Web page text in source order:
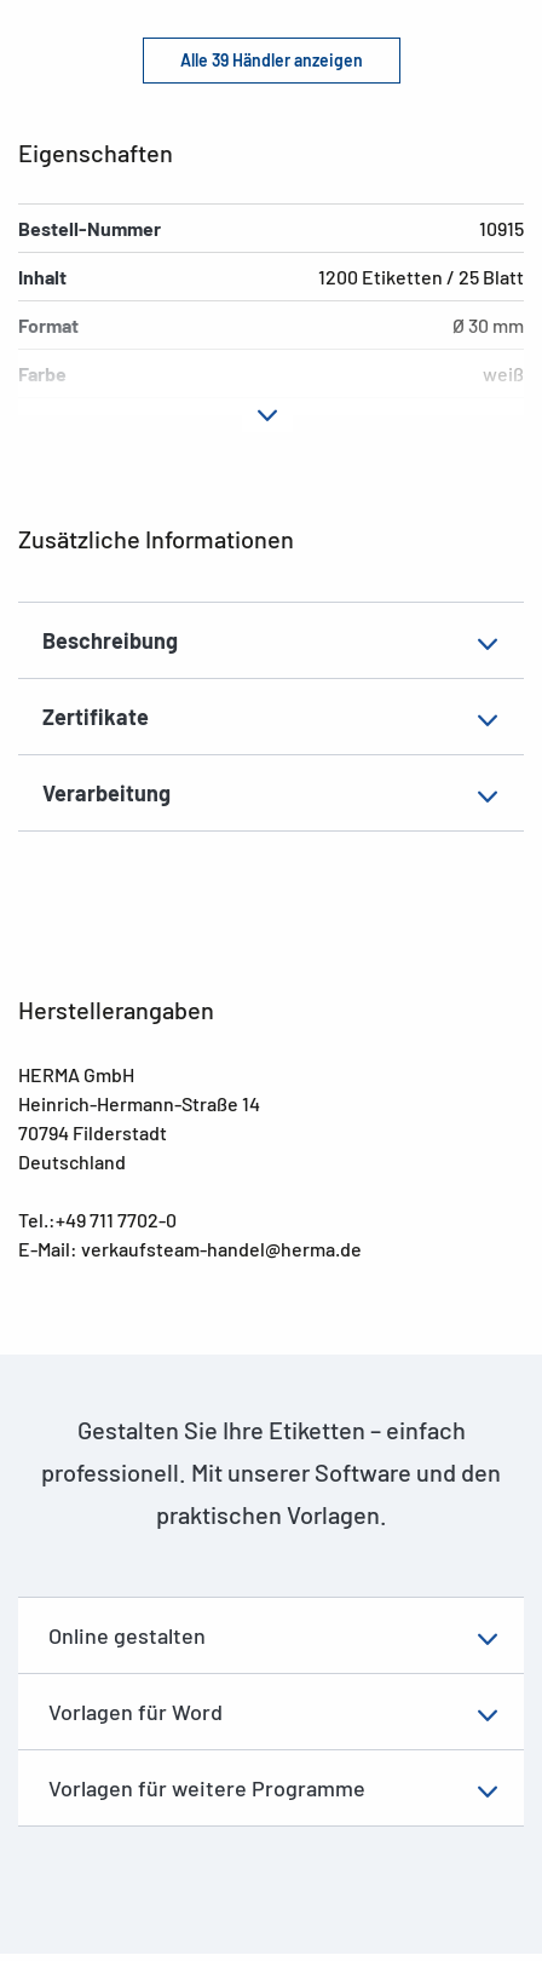
Alle 39 Händler anzeigen
Zusätzliche Informationen
Beschreibung
Zertifikate
Verarbeitung
Eigenschaften
Bestell-Nummer 10915
Inhalt 1200 Etiketten / 25 Blatt
Format Ø 30 mm
Farbe weiß
Herstellerangaben
HERMA GmbH
Heinrich-Hermann-Straße 14
70794 Filderstadt
Deutschland
Tel.:+49 711 7702-0
E-Mail: verkaufsteam-handel@herma.de
Gestalten Sie Ihre Etiketten – einfach
professionell. Mit unserer Software und den
praktischen Vorlagen.
Online gestalten
Vorlagen für Word
Vorlagen für weitere Programme